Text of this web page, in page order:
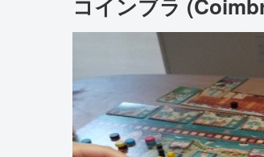
コインブラ